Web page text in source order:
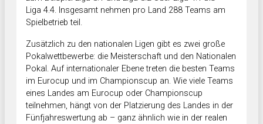
Liga 4.4. Insgesamt nehmen pro Land 288 Teams am
Spielbetrieb teil.
Zusätzlich zu den nationalen Ligen gibt es zwei große
Pokalwettbewerbe: die Meisterschaft und den Nationalen
Pokal. Auf internationaler Ebene treten die besten Teams
im Eurocup und im Championscup an. Wie viele Teams
eines Landes am Eurocup oder Championscup
teilnehmen, hängt von der Platzierung des Landes in der
Fünfjahreswertung ab – ganz ähnlich wie in der realen